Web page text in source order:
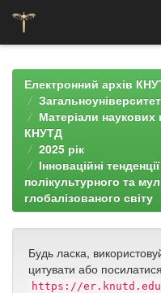
navigationЕлектронний архів
Матеріали наукових
КНУТД
2025 рік
Інноваційні
полікультурного та
глобалізованого світу
Будь ласка,
цитувати або
https://